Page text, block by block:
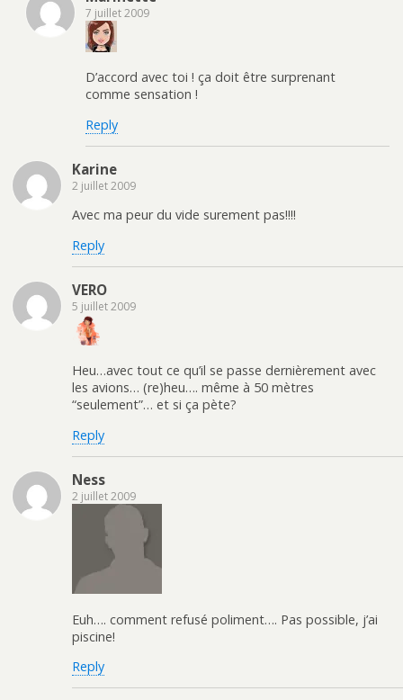
7 juillet 2009
D’accord avec toi ! ça doit être surprenant
comme sensation !
Reply
Karine
2 juillet 2009
Avec ma peur du vide surement pas!!!!
Reply
VERO
5 juillet 2009
Heu…avec tout ce qu’il se passe dernièrement avec
les avions… (re)heu…. même à 50 mètres
“seulement”… et si ça pète?
Reply
Ness
2 juillet 2009
Euh…. comment refusé poliment…. Pas possible, j’ai
piscine!
Reply